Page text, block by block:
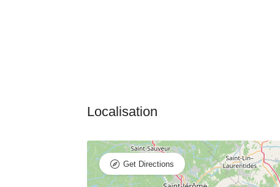
Get Directions